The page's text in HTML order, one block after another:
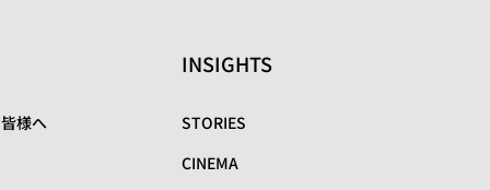
様へ
INSIGHTS
STORIES
CINEMA